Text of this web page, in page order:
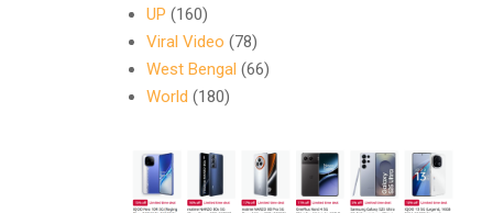
UP (160)
Viral Video (78)
West Bengal (66)
World (180)